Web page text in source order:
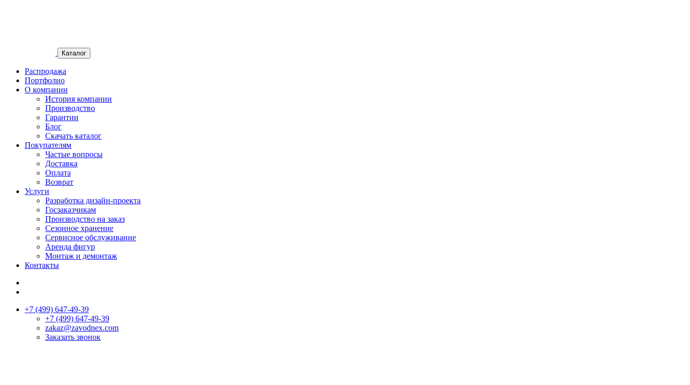
Каталог
Распродажа
Портфолио
О компании
История компании
Производство
Гарантии
Блог
Скачать каталог
Покупателям
Частые вопросы
Доставка
Оплата
Возврат
Услуги
Разработка дизайн-проекта
Госзаказчикам
Производство на заказ
Сезонное хранение
Сервисное обслуживание
Аренда фигур
Монтаж и демонтаж
Контакты
+7 (499) 647-49-39
+7 (499) 647-49-39
zakaz@zavodnex.сom
Заказать звонок